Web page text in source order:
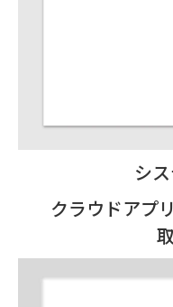
シ
クラウドアプ